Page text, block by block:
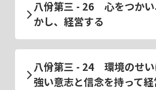
八佾第三 - 26 心をつかい
かし、経営する
八佾第三 - 24 環境のせい
強い意志と信念を持って